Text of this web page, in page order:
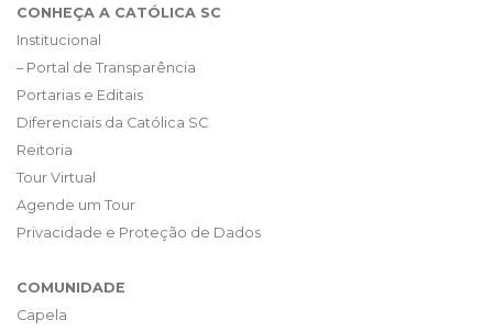
CONHEÇA A CATÓLICA SC
Institucional
– Portal de Transparência
Portarias e Editais
Diferenciais da Católica SC
Reitoria
Tour Virtual
Agende um Tour
Privacidade e Proteção de Dados
COMUNIDADE
Capela